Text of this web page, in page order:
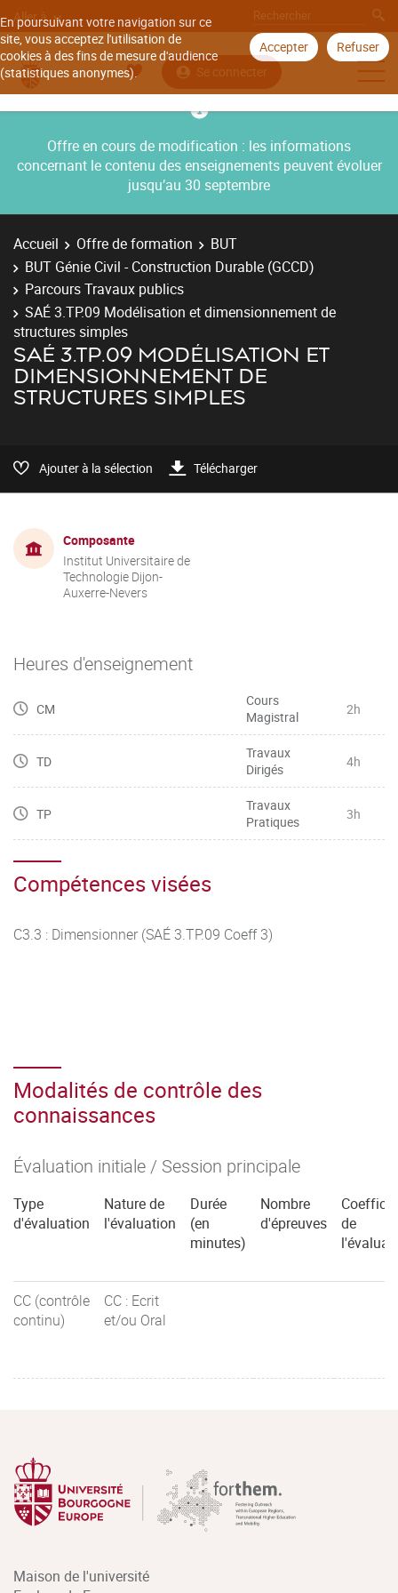
En poursuivant votre navigation sur ce
site, vous acceptez l'utilisation de
cookies à des fins de mesure d'audience
(statistiques anonymes).
Accepter Refuser
Aller à
Se connecter
Offre en cours de modification : les informations
concernant le contenu des enseignements peuvent évoluer
jusqu’au 30 septembre
Accueil Offre de formation
BUT
BUT Génie Civil - Construction Durable (GCCD)
Parcours Travaux publics
SAÉ 3.TP.09 Modélisation et dimensionnement de
structures simples
SAÉ 3.TP.09 MODÉLISATION ET
DIMENSIONNEMENT DE
STRUCTURES SIMPLES
Ajouter à la sélection Télécharger
Composante
Institut Universitaire de
Technologie Dijon-
Auxerre-Nevers
Heures d'enseignement
CM
Cours
Magistral
2h
TD
Travaux
Dirigés
4h
TP
Travaux
Pratiques
3h
Compétences visées
C3.3 : Dimensionner (SAÉ 3.TP.09 Coeff 3)
Modalités de contrôle des
connaissances
Évaluation initiale / Session principale
Type
d'évaluation
Nature de
l'évaluation
Durée
(en
minutes)
Nombre
d'épreuves
de
CC (contrôle
continu)
CC : Ecrit
et/ou Oral
Maison de l'université